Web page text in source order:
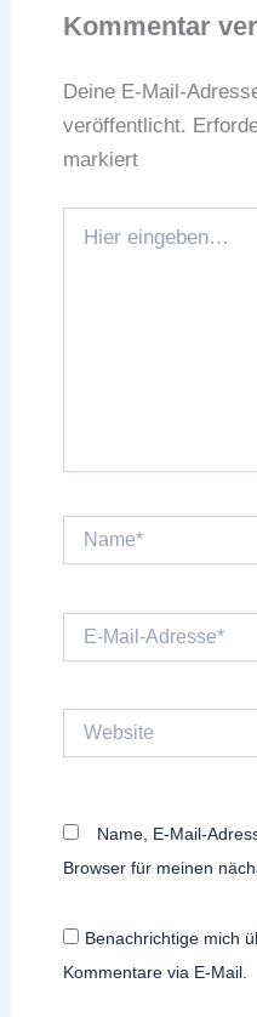
Kommentar
Deine E-Mail-
veröffentlicht.
markiert
eingeben…
Mail-
Website
Name, E-Mail-
Browser für meinen
Benachrichtige mich
Kommentare via E-Mail.